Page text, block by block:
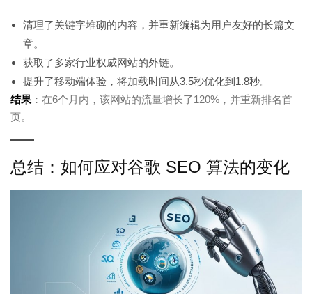
清理了关键字堆砌的内容，并重新编辑为用户友好的长篇文
章。
获取了多家行业权威网站的外链。
提升了移动端体验，将加载时间从3.5秒优化到1.8秒。
结果 ：在6个月内，该网站的流量增长了120%，并重新排名首
页。
总结：如何应对谷歌 SEO 算法的变化